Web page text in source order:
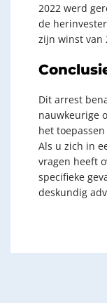
2022 werd
de
zijn winst van
Dit arrest
nauwkeurige
het
Als u zich in
vragen heeft
specifieke
deskundig